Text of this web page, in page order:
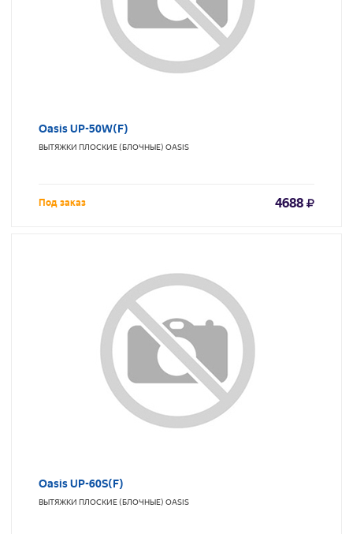
Oasis UP-50W(F)
ВЫТЯЖКИ ПЛОСКИЕ (БЛОЧНЫЕ) OASIS
Под заказ 4688
Oasis UP-60S(F)
ВЫТЯЖКИ ПЛОСКИЕ (БЛОЧНЫЕ) OASIS